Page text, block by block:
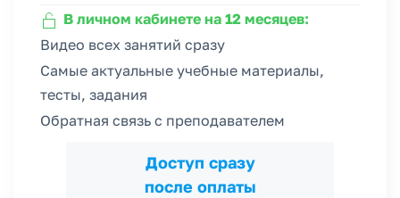
В личном кабинете на 12 месяцев:
Видео всех занятий сразу
Самые актуальные учебные материалы,
тесты, задания
Обратная связь с преподавателем
Доступ сразу
после оплаты